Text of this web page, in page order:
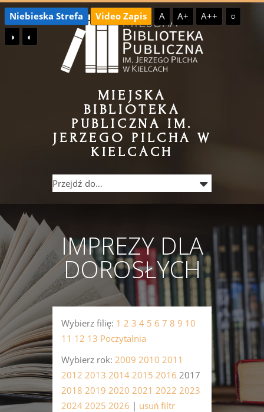
Przejdź
do
treści
Przejdź
do
menu
Niebieska Strefa Video Zapis A A+ A++
○
◑
◐
MIEJSKA
BIBLIOTEKA
PUBLICZNA IM.
JERZEGO PILCHA W
KIELCACH
IMPREZY DLA
DOROSŁYCH
Wybierz filię: 1 2 3 4 5 6 7 8 9 10
11 12 13 Poczytalnia
Wybierz rok: 2009 2010 2011
2012 2013 2014 2015 2016 2017
2018 2019 2020 2021 2022 2023
2024 2025 2026 | usuń filtr